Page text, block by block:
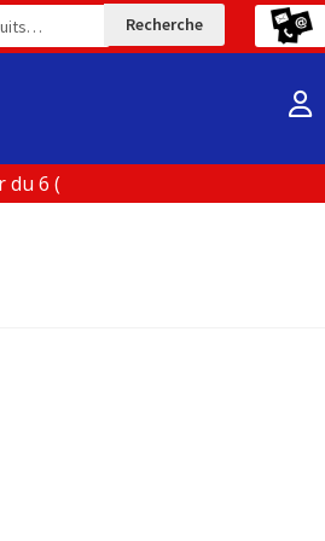
Recherche
6 (